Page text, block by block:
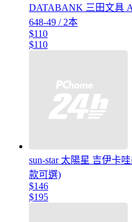
DATABANK 三田文具
648-49 / 2本
$110
$110
sun-star 太陽星 吉伊卡
款可選)
$146
$195